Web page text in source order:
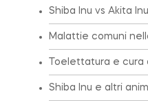
Shiba Inu vs Akita Inu
Malattie comuni
Toelettatura e cura
Shiba Inu e altri